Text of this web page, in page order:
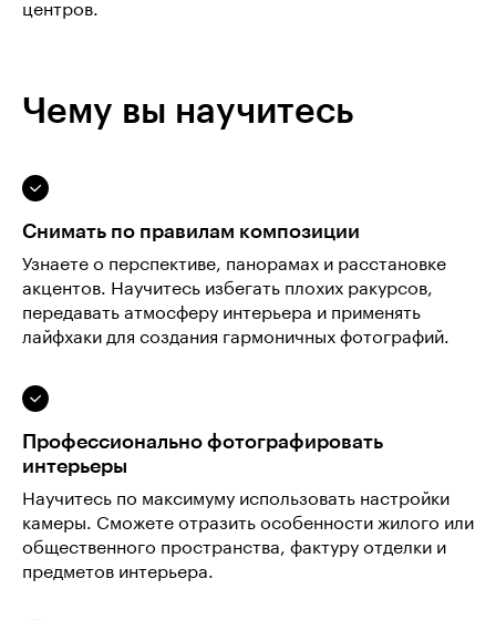
центров.
Чему вы научитесь
Снимать по правилам композиции
Узнаете о перспективе, панорамах и расстановке
акцентов. Научитесь избегать плохих ракурсов,
передавать атмосферу интерьера и применять
лайфхаки для создания гармоничных фотографий.
Профессионально фотографировать
интерьеры
Научитесь по максимуму использовать настройки
камеры. Сможете отразить особенности жилого или
общественного пространства, фактуру отделки и
предметов интерьера.